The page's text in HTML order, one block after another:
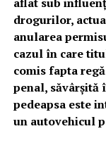
drogurilor,
anularea
cazul în care
comis fapta
penal, săvârșită
pedeapsa este
un autovehicul